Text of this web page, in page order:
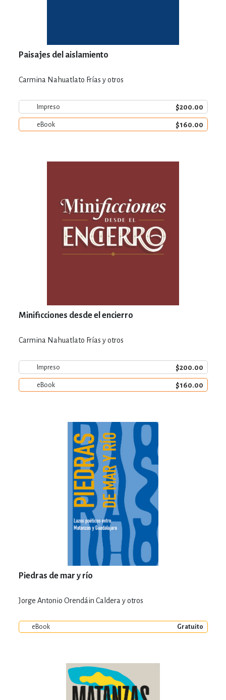
Paisajes del aislamiento
Carmina Nahuatlato Frías y otros
Impreso $200.00
eBook $160.00
Minificciones desde el encierro
Carmina Nahuatlato Frías y otros
Impreso $200.00
eBook $160.00
Piedras de mar y río
Jorge Antonio Orendáin Caldera y otros
eBook Gratuito